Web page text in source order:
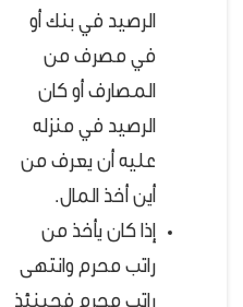
الرصيد في بنك أو
في مصرف من
المصارف أو كان
الرصيد في منزله
عليه أن يعرف من
أين أخذ المال.
إذا كان يأخذ من
راتب محرم وانتهى